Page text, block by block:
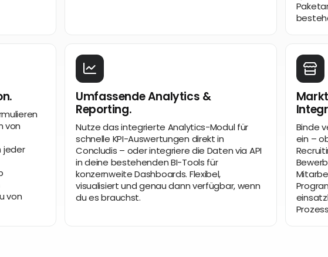
von
jeder
von
Umfassende Analytics &
Reporting.
Nutze das integrierte Analytics-Modul für
schnelle KPI-Auswertungen direkt in
Concludis – oder integriere die Daten via API
in deine bestehenden BI-Tools für
konzernweite Dashboards. Flexibel,
visualisiert und genau dann verfügbar, wenn
du es brauchst.
Binde
ein –